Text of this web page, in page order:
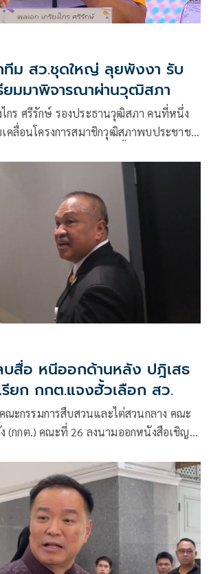
ทีม สว.ชุดใหญ่ ลุยพังงา รับ
มมาพิจารณาผ่านวุฒิสภา
ไกร ศรีรักษ์ รองประธานวุฒิสภา คนที่หนึ่ง
คลื่อนโครงการสมาชิกวุฒิสภาพบประชาชน
า เพื่อรับฟังปัญหาและข้อเสนอแนะจาก
บสื่อ หนีออกด้านหลัง ปฎิเสธ
ยก กกต.แจงฮั้วเลือก สว.
ณะกรรมการสืบสวนและไต่สวนกลาง คณะ
ง (กกต.) คณะที่ 26 ลงนามออกหนังสือเชิญ